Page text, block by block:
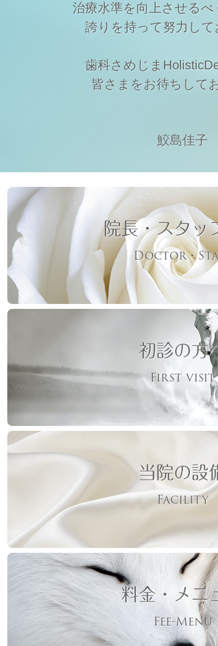
治療水準を向上させる
誇りを持って努力し
歯科さめじま
皆さまをお待ちして
鮫島佳子
院長・スタッ
Doctor・
初診の方
First visit
当院の設
Facility
料金・メニ
Fee-Menu